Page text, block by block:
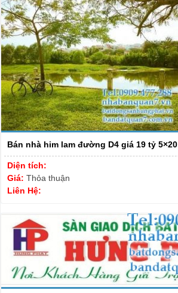
Bán nhà him lam đường D4 giá 19 tỷ 5×20
Diện tích:
Giá: Thỏa thuận
Liên Hệ: